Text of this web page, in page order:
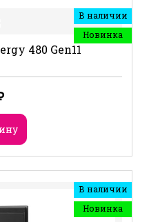
В наличии
Новинка
480 Gen11
В наличии
Новинка